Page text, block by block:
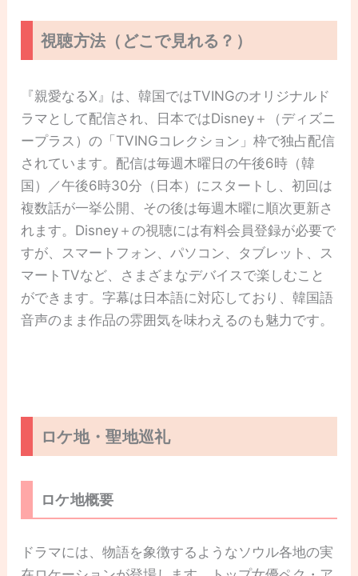
視聴方法（どこで見れる？）
『親愛なるX』は、韓国ではTVINGのオリジナルド
ラマとして配信され、日本ではDisney＋（ディズニ
ープラス）の「TVINGコレクション」枠で独占配信
されています。配信は毎週木曜日の午後6時（韓
国）／午後6時30分（日本）にスタートし、初回は
複数話が一挙公開、その後は毎週木曜に順次更新さ
れます。Disney＋の視聴には有料会員登録が必要で
すが、スマートフォン、パソコン、タブレット、ス
マートTVなど、さまざまなデバイスで楽しむこと
ができます。字幕は日本語に対応しており、韓国語
音声のまま作品の雰囲気を味わえるのも魅力です。
ロケ地・聖地巡礼
ロケ地概要
ドラマには、物語を象徴するようなソウル各地の実